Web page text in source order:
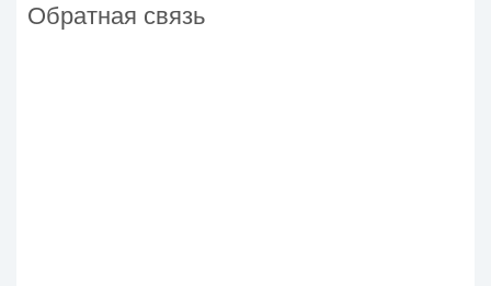
Обратная связь